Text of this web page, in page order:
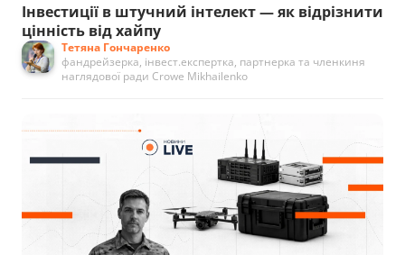
Інвестиції в штучний інтелект — як відрізнити
цінність від хайпу
Тетяна Гончаренко
фандрейзерка, інвест.експертка, партнерка та членкиня
наглядової ради Crowe Mikhailenko